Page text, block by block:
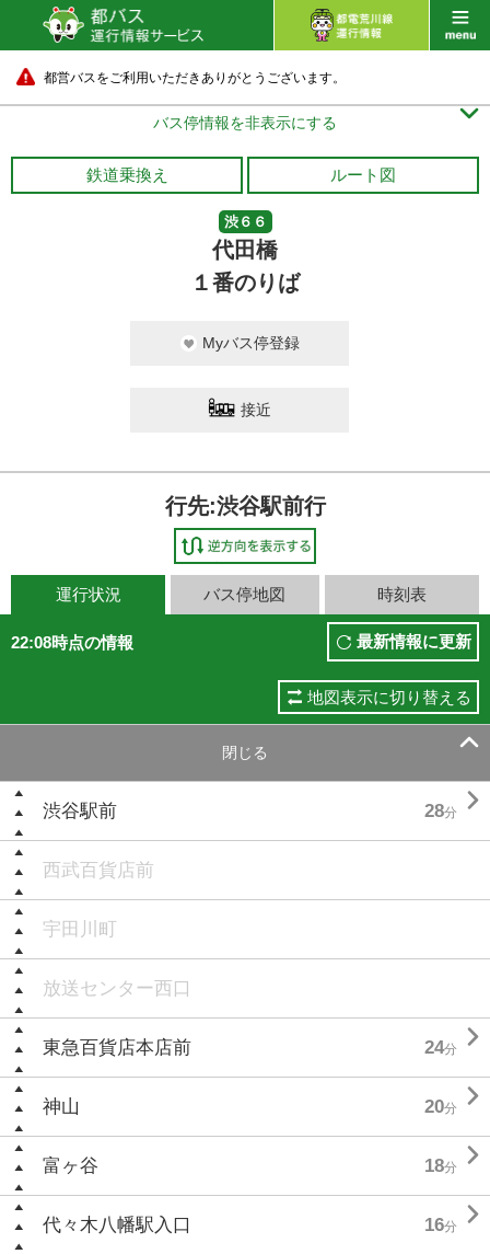
都営バスをご利用いただきありがとうございます。
バス停情報を非表示にする 
鉄道乗換え ルート図
渋６６
代田橋
１番のりば
Myバス停登録
接近
行先:渋谷駅前行
運行状況 バス停地図 時刻表
22:08時点の情報 最新情報に更新
地図表示に切り替える
閉じる 
渋谷駅前 28分 
西武百貨店前
宇田川町
放送センター西口
東急百貨店本店前 24分 
神山 20分 
富ヶ谷 18分 
代々木八幡駅入口 16分 